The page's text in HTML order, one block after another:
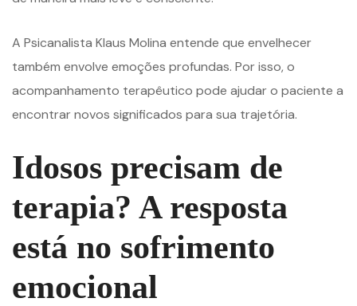
A Psicanalista Klaus Molina entende que envelhecer
também envolve emoções profundas. Por isso, o
acompanhamento terapêutico pode ajudar o paciente a
encontrar novos significados para sua trajetória.
Idosos precisam de
terapia? A resposta
está no sofrimento
emocional